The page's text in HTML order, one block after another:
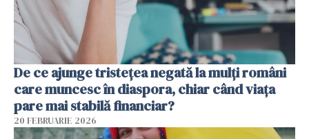
De ce ajunge tristețea negată la mulți români
care muncesc în diaspora, chiar când viața
pare mai stabilă financiar?
20 FEBRUARIE 2026